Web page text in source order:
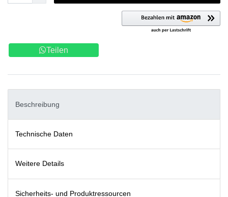
Teilen
Beschreibung
Technische Daten
Weitere Details
Sicherheits- und Produktressourcen